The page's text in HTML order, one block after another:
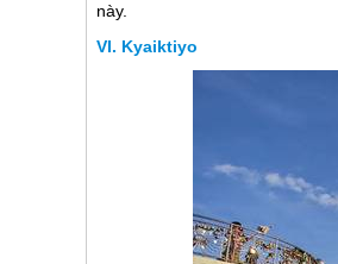
này.
Kyaiktiyo